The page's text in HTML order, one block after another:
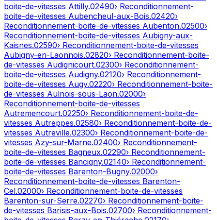
boite-de-vitesses Attilly.02490› Reconditionnement-
boite-de-vitesses Aubencheul-aux-Bois.02420›
Reconditionnement-boite-de-vitesses Aubenton.02500›
Reconditionnement-boite-de-vitesses Aubigny-aux-
Kaisnes.02590› Reconditionnement-boite-de-vitesses
Aubigny-en-Laonnois.02820› Reconditionnement-boite-
de-vitesses Audignicourt.02300› Reconditionnement-
boite-de-vitesses Audigny.02120› Reconditionnement-
boite-de-vitesses Augy.02220› Reconditionnement-boite-
de-vitesses Aulnois-sous-Laon.02000›
Reconditionnement-boite-de-vitesses
Autremencourt.02250› Reconditionnement-boite-de-
vitesses Autreppes.02580› Reconditionnement-boite-de-
vitesses Autreville.02300› Reconditionnement-boite-de-
vitesses Azy-sur-Marne.02400› Reconditionnement-
boite-de-vitesses Bagneux.02290› Reconditionnement-
boite-de-vitesses Bancigny.02140› Reconditionnement-
boite-de-vitesses Barenton-Bugny.02000›
Reconditionnement-boite-de-vitesses Barenton-
Cel.02000› Reconditionnement-boite-de-vitesses
Barenton-sur-Serre.02270› Reconditionnement-boite-
de-vitesses Barisis-aux-Bois.02700› Reconditionnement-